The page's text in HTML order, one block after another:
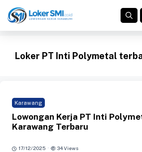
ke
Loker PT Inti Polymetal
Karawang
Lowongan Kerja PT Inti
Karawang Terbaru
17/12/2025 · 34 Views